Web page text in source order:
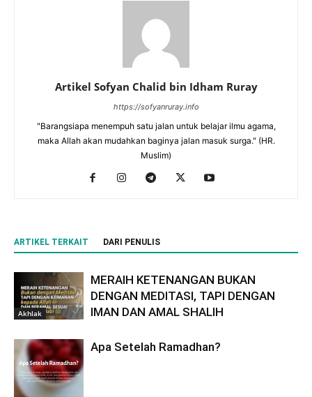
Artikel Sofyan Chalid bin Idham Ruray
https://sofyanruray.info
"Barangsiapa menempuh satu jalan untuk belajar ilmu agama,
maka Allah akan mudahkan baginya jalan masuk surga." (HR.
Muslim)
ARTIKEL TERKAIT DARI PENULIS
Akhlak
MERAIH KETENANGAN BUKAN
DENGAN MEDITASI, TAPI DENGAN
IMAN DAN AMAL SHALIH
Apa Setelah Ramadhan?